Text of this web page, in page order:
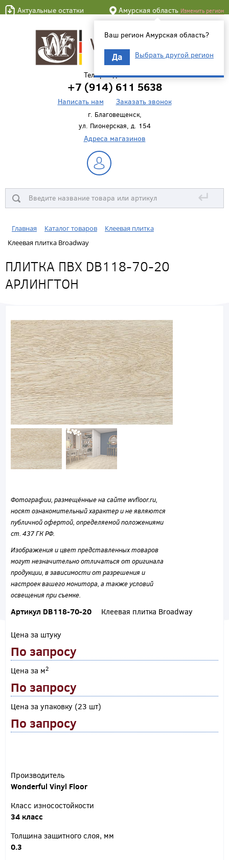
Актуальные остатки Амурская область Изменить регион
Ваш регион Амурская область?
Да Выбрать другой регион
Телефон для связи
+7 (914) 611 5638
Написать нам Заказать звонок
г. Благовещенск,
ул. Пионерская, д. 154
Адреса магазинов
↵
Главная Каталог товаров
Клеевая плитка
Клеевая плитка Broadway
ПЛИТКА ПВХ DB118-70-20
АРЛИНГТОН
Фотографии, размещённые на сайте wvfloor.ru,
носят ознакомительный характер и не являются
публичной офертой, определяемой положениями
ст. 437 ГК РФ.
Изображения и цвет представленных товаров
могут незначительно отличаться от оригинала
продукции, в зависимости от разрешения и
настроек вашего монитора, а также условий
освещения при съемке.
Артикул DB118-70-20 Клеевая плитка Broadway
Цена за штуку
По запросу
Цена за м2
По запросу
Цена за упаковку (23 шт)
По запросу
Производитель
Wonderful Vinyl Floor
Класс износостойкости
34 класс
Толщина защитного слоя, мм
0.3